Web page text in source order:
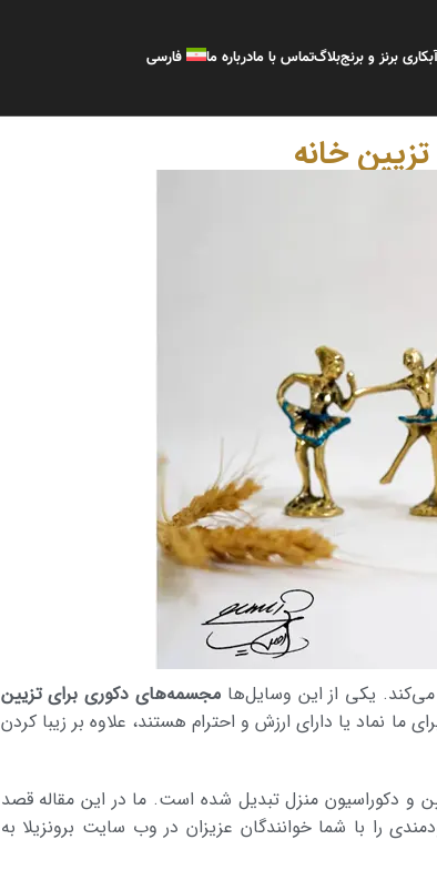
برنز و برنجبلاگتماس با مادرباره ما فارسی
خانه
می­‌کند. یکی از این وسایل‌هامجسمه‌های دکوری برای تزیین
نماد یا دارای ارزش و احترام هستند، علاوه بر زیبا کردن
و دکوراسیون منزل تبدیل شده است. ما در این مقاله قصد
را با شما خوانندگان عزیزان در وب سایت برونزیلا به